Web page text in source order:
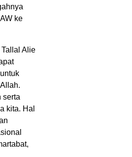
ke
Alie
serta
kita. Hal